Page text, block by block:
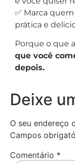
✅ Marca
prática e
Porque o que
que você
depois.
Deixe
O seu endereço
Campos
Comentário *